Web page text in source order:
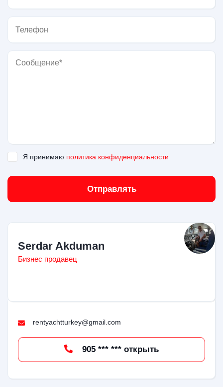
Я принимаю политика конфиденциальности
Отправлять
Serdar Akduman
Бизнес продавец
rentyachtturkey@gmail.com
905 *** *** открыть